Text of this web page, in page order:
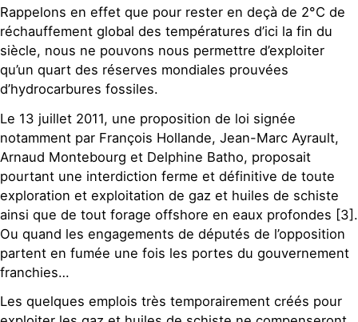
Rappelons en effet que pour rester en deçà de 2°C de
réchauffement global des températures d’ici la fin du
siècle, nous ne pouvons nous permettre d’exploiter
qu’un quart des réserves mondiales prouvées
d’hydrocarbures fossiles.
Le 13 juillet 2011, une proposition de loi signée
notamment par François Hollande, Jean-Marc Ayrault,
Arnaud Montebourg et Delphine Batho, proposait
pourtant une interdiction ferme et définitive de toute
exploration et exploitation de gaz et huiles de schiste
ainsi que de tout forage offshore en eaux profondes [3].
Ou quand les engagements de députés de l’opposition
partent en fumée une fois les portes du gouvernement
franchies…
Les quelques emplois très temporairement créés pour